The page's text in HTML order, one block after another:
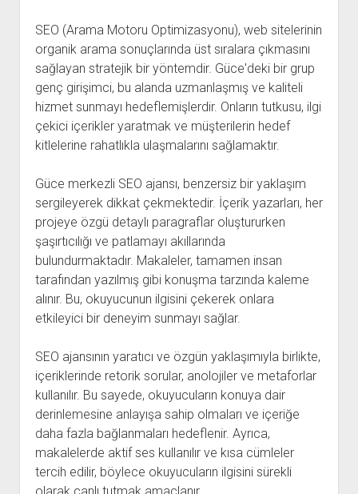
SEO (Arama Motoru Optimizasyonu), web sitelerinin
organik arama sonuçlarında üst sıralara çıkmasını
sağlayan stratejik bir yöntemdir. Güce'deki bir grup
genç girişimci, bu alanda uzmanlaşmış ve kaliteli
hizmet sunmayı hedeflemişlerdir. Onların tutkusu, ilgi
çekici içerikler yaratmak ve müşterilerin hedef
kitlelerine rahatlıkla ulaşmalarını sağlamaktır.
Güce merkezli SEO ajansı, benzersiz bir yaklaşım
sergileyerek dikkat çekmektedir. İçerik yazarları, her
projeye özgü detaylı paragraflar oluştururken
şaşırtıcılığı ve patlamayı akıllarında
bulundurmaktadır. Makaleler, tamamen insan
tarafından yazılmış gibi konuşma tarzında kaleme
alınır. Bu, okuyucunun ilgisini çekerek onlara
etkileyici bir deneyim sunmayı sağlar.
SEO ajansının yaratıcı ve özgün yaklaşımıyla birlikte,
içeriklerinde retorik sorular, anolojiler ve metaforlar
kullanılır. Bu sayede, okuyucuların konuya dair
derinlemesine anlayışa sahip olmaları ve içeriğe
daha fazla bağlanmaları hedeflenir. Ayrıca,
makalelerde aktif ses kullanılır ve kısa cümleler
tercih edilir, böylece okuyucuların ilgisini sürekli